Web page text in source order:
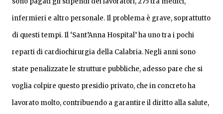
infermieri e altro personale. Il problema è grave, soprattutto
di questi tempi. Il ‘Sant’Anna Hospital’ ha uno tra i pochi
reparti di cardiochirurgia della Calabria. Negli anni sono
state penalizzate le strutture pubbliche, adesso pare che si
voglia colpire questo presidio privato, che in concreto ha
lavorato molto, contribuendo a garantire il diritto alla salute,